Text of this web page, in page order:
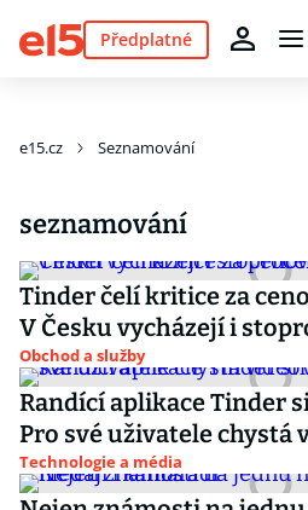
Předplatné
e15.cz Seznamování
seznamování
Tinder čelí kritice za
V Česku vycházejí i
Obchod a služby
Randící aplikace Tinder
Pro své uživatele chystá
Technologie a média